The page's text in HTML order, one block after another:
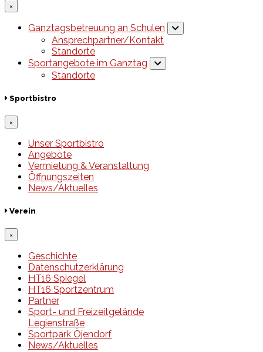
×
Ganztagsbetreuung an Schulen
Ansprechpartner/Kontakt
Standorte
Sportangebote im Ganztag
Standorte
Sportbistro
×
Unser Sportbistro
Angebote
Vermietung & Veranstaltung
Öffnungszeiten
News/Aktuelles
Verein
×
Geschichte
Datenschutzerklärung
HT16 Spiegel
HT16 Sportzentrum
Partner
Sport- und Freizeitgelände
Legienstraße
Sportpark Öjendorf
News/Aktuelles